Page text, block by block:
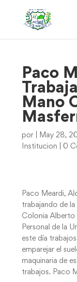
Paco
Mano
por May 28,
Institucion
0
Paco Meardi,
trabajando de
Colonia Alberto
Personal de la
este día
emparejar el
maquinaria de
trabajos. Paco